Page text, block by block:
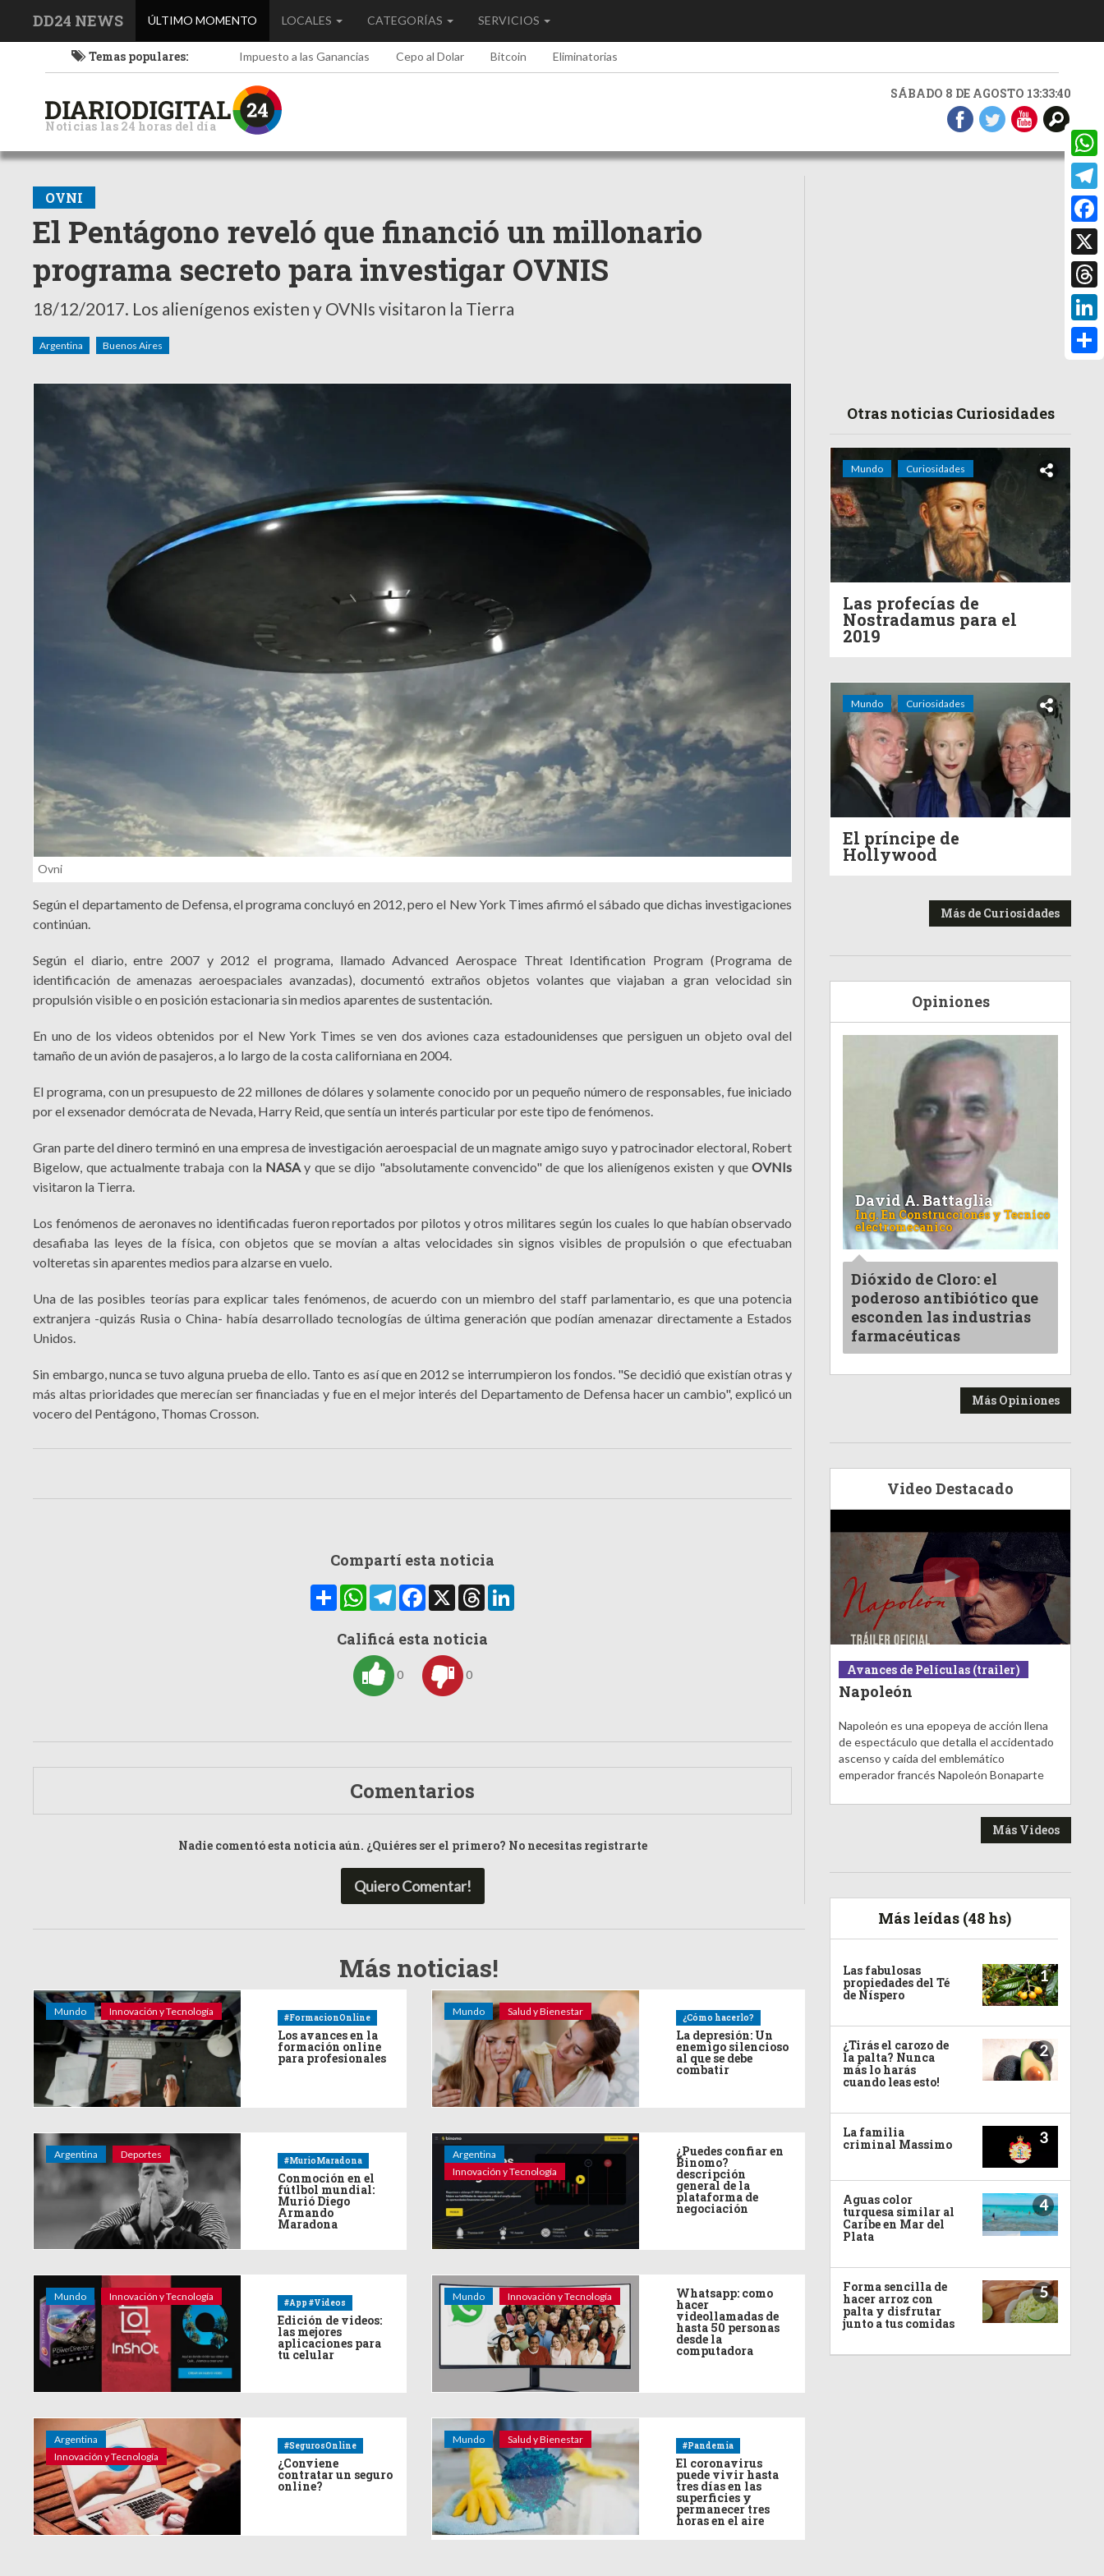
DD24 NEWS ÚLTIMO MOMENTO (current)LOCALES CATEGORÍAS SERVICIOS
Temas populares: Impuesto a las Ganancias Cepo al Dolar Bitcoin Eliminatorias
Noticias las 24 horas del día
SÁBADO 8 DE AGOSTO 13:33:41
OVNI
El Pentágono reveló que financió un millonario
programa secreto para investigar OVNIS
18/12/2017. Los alienígenos existen y OVNIs visitaron la Tierra
Argentina Buenos Aires
Ovni
Según el departamento de Defensa, el programa concluyó en 2012, pero el New York Times afirmó el sábado que dichas investigaciones
continúan.
Según el diario, entre 2007 y 2012 el programa, llamado Advanced Aerospace Threat Identification Program (Programa de
identificación de amenazas aeroespaciales avanzadas), documentó extraños objetos volantes que viajaban a gran velocidad sin
propulsión visible o en posición estacionaria sin medios aparentes de sustentación.
En uno de los videos obtenidos por el New York Times se ven dos aviones caza estadounidenses que persiguen un objeto oval del
tamaño de un avión de pasajeros, a lo largo de la costa californiana en 2004.
El programa, con un presupuesto de 22 millones de dólares y solamente conocido por un pequeño número de responsables, fue iniciado
por el exsenador demócrata de Nevada, Harry Reid, que sentía un interés particular por este tipo de fenómenos.
Gran parte del dinero terminó en una empresa de investigación aeroespacial de un magnate amigo suyo y patrocinador electoral, Robert
Bigelow, que actualmente trabaja con la NASA y que se dijo "absolutamente convencido" de que los alienígenos existen y queOVNIs
visitaron la Tierra.
Los fenómenos de aeronaves no identificadas fueron reportados por pilotos y otros militares según los cuales lo que habían observado
desafiaba las leyes de la física, con objetos que se movían a altas velocidades sin signos visibles de propulsión o que efectuaban
volteretas sin aparentes medios para alzarse en vuelo.
Una de las posibles teorías para explicar tales fenómenos, de acuerdo con un miembro del staff parlamentario, es que una potencia
extranjera -quizás Rusia o China- había desarrollado tecnologías de última generación que podían amenazar directamente a Estados
Unidos.
Sin embargo, nunca se tuvo alguna prueba de ello. Tanto es así que en 2012 se interrumpieron los fondos. "Se decidió que existían otras y
más altas prioridades que merecían ser financiadas y fue en el mejor interés del Departamento de Defensa hacer un cambio", explicó un
vocero del Pentágono, Thomas Crosson.
Compartí esta noticia
CompartirWhatsAppTelegramFacebook
X Threads
Calificá esta noticia
0 0
Comentarios
Nadie comentó esta noticia aún. ¿Quiéres ser el primero? No necesitas registrarte
Quiero Comentar!
Más noticias!
Mundo Innovación y Tecnología
#FormacionOnline
Los avances en la
formación online
para profesionales
Mundo Salud y Bienestar
¿Cómo hacerlo?
La depresión: Un
enemigo silencioso
al que se debe
combatir
Argentina Deportes
#MurioMaradona
Conmoción en el
fútlbol mundial:
Murió Diego
Armando
Maradona
Argentina
Innovación y Tecnología
¿Puedes confiar en
Binomo?
descripción
general de la
plataforma de
negociación
Mundo Innovación y Tecnología
#App #Videos
Edición de videos:
las mejores
aplicaciones para
tu celular
Mundo Innovación y Tecnología Whatsapp: como
hacer
videollamadas de
hasta 50 personas
desde la
computadora
Argentina
Innovación y Tecnología
#SegurosOnline
¿Conviene
contratar un seguro
online?
Mundo Salud y Bienestar
#Pandemia
El coronavirus
puede vivir hasta
tres días en las
superficies y
permanecer tres
horas en el aire
Otras noticias Curiosidades
Mundo Curiosidades
Las profecías de
Nostradamus para el
2019
Mundo Curiosidades
El príncipe de
Hollywood
Más de Curiosidades
Opiniones
David A. Battaglia
Ing. En Construcciones y Tecnico
electromecanico
Dióxido de Cloro: el
poderoso antibiótico que
esconden las industrias
farmacéuticas
Más Opiniones
Video Destacado
Avances de Películas (trailer)
Napoleón
Napoleón es una epopeya de acción llena
de espectáculo que detalla el accidentado
ascenso y caída del emblemático
emperador francés Napoleón Bonaparte
Más Videos
Más leídas (48 hs)
Las fabulosas
propiedades del Té
de Níspero
1
¿Tirás el carozo de
la palta? Nunca
más lo harás
cuando leas esto!
2
La familia
criminal Massimo 3
Aguas color
turquesa similar al
Caribe en Mar del
Plata
4
Forma sencilla de
hacer arroz con
palta y disfrutar
junto a tus comidas
5
X